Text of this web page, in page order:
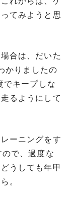
てみようと思
合は、だいた
かりましたの
でキープしな
るようにして
ーニングをす
で、過度な
うしても年甲
。